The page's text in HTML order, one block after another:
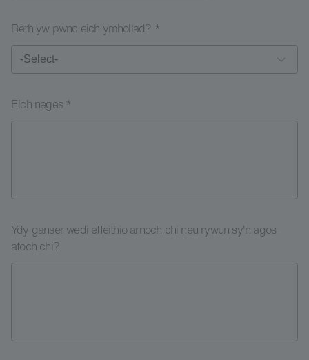
Beth yw pwnc eich ymholiad? *
Eich neges *
Ydy ganser wedi effeithio arnoch chi neu rywun sy'n agos
atoch chi?